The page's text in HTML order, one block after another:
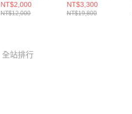
NT$2,000
NT$12,000
NT$3,300
NT$19,800
全站排行